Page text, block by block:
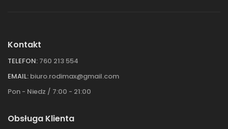
Kontakt
TELEFON: 760 213 554
EMAIL: biuro.rodimax@gmail.com
Pon - Niedz / 7:00 - 21:00
Obsługa Klienta